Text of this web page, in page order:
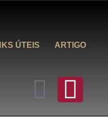
ÚTEIS ARTIGO